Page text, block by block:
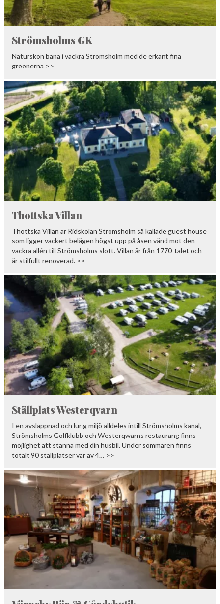
Strömsholms GK
Naturskön bana i vackra Strömsholm med de erkänt fina
greenerna >>
Thottska Villan
Thottska Villan är Ridskolan Strömsholm så kallade guest house
som ligger vackert belägen högst upp på åsen vänd mot den
vackra allén till Strömsholms slott. Villan är från 1770-talet och
är stilfullt renoverad. >>
Ställplats Westerqvarn
I en avslappnad och lung miljö alldeles intill Strömsholms kanal,
Strömsholms Golfklubb och Westerqwarns restaurang finns
möjlighet att stanna med din husbil. Under sommaren finns
totalt 90 ställplatser var av 4… >>